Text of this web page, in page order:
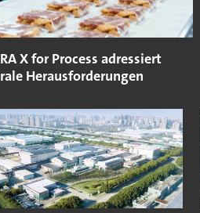
X for Process adressiert
Herausforderungen